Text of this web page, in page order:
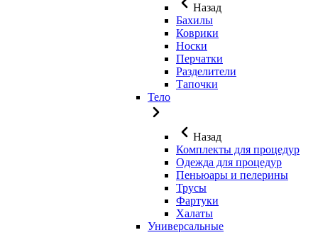
Назад
Бахилы
Коврики
Носки
Перчатки
Разделители
Тапочки
Тело
Назад
Комплекты для процедур
Одежда для процедур
Пеньюары и пелерины
Трусы
Фартуки
Халаты
Универсальные